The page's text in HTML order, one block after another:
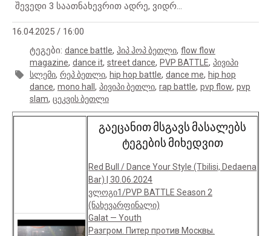
შევედი 3 საათნახევრით ადრე, ვიდრ...
16.04.2025 / 16:00
ტეგები: dance battle, ჰიპ ჰოპ ბეთლი, flow flow
magazine, dance it, street dance, PVP BATTLE, პივიპი
სლემი, რეპ ბეთლი, hip hop battle, dance me, hip hop
dance, mono hall , პივიპი ბეთლი, rap battle, pvp flow, pvp
slam, ცეკვის ბეთლი
გაეცანით მსგავს მასალებს
ტეგების მიხედვით
Red Bull / Dance Your Style (Tbilisi, Dedaena
Bar) | 30.06.2024
ვლოგი1/PVP BATTLE Season 2
(ნახევარფინალი)
Galat — Youth
Разгром. Питер против Москвы.